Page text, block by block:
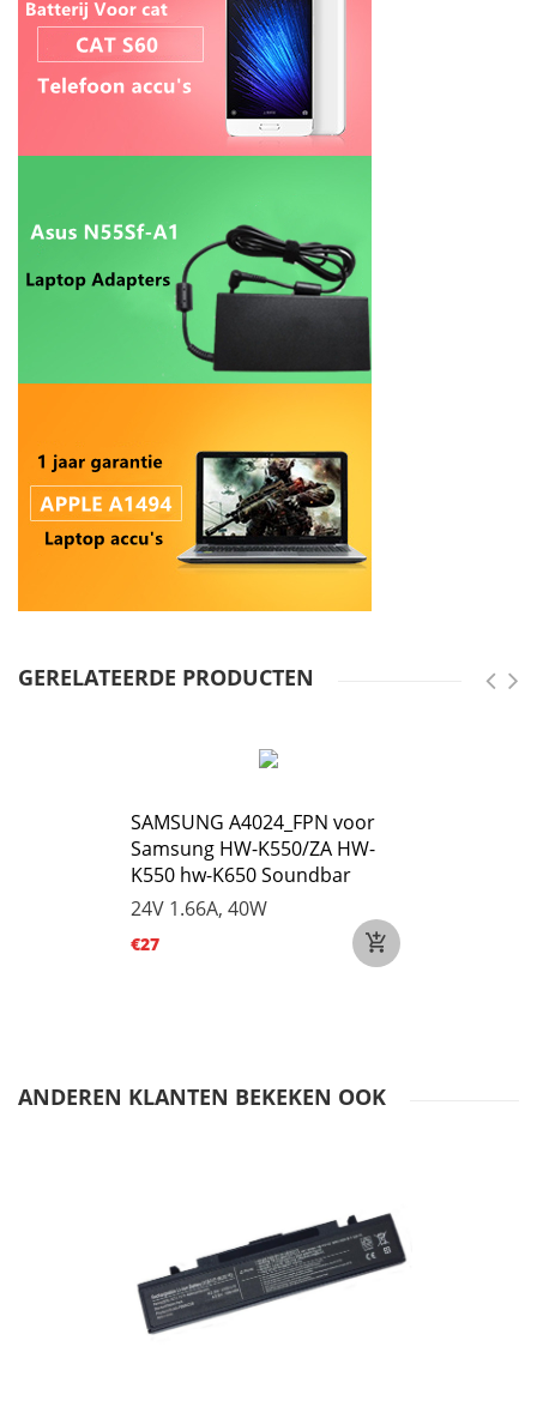
GERELATEERDE PRODUCTEN
SAMSUNG A4024_FPN voor
Samsung HW-K550/ZA HW-
K550 hw-K650 Soundbar
24V 1.66A, 40W
€27
ANDEREN KLANTEN BEKEKEN OOK